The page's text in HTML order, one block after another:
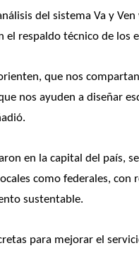
del sistema Va y
respaldo técnico de los
que nos
nos ayuden a diseñar
en la capital del país,
como federales, con
sustentable.
para mejorar el